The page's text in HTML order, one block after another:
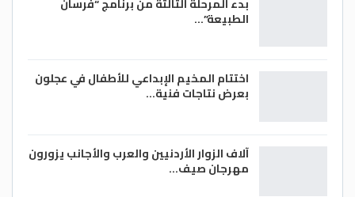
الطبيعة”…
اختتام المخيم الإبداعي للأطفال في عجلون
بعرض نتاجات فنية…
آلاف الزوار الأردنيين والعرب والأجانب يزورون
مهرجان صيف…